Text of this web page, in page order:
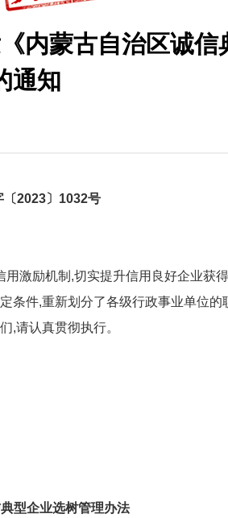
内蒙古自治区诚
通知
〔2023〕1032号
激励机制,切实提升信用良好企业获
件,重新划分了各级行政事业单位
,请认真贯彻执行。
型企业选树管理办法